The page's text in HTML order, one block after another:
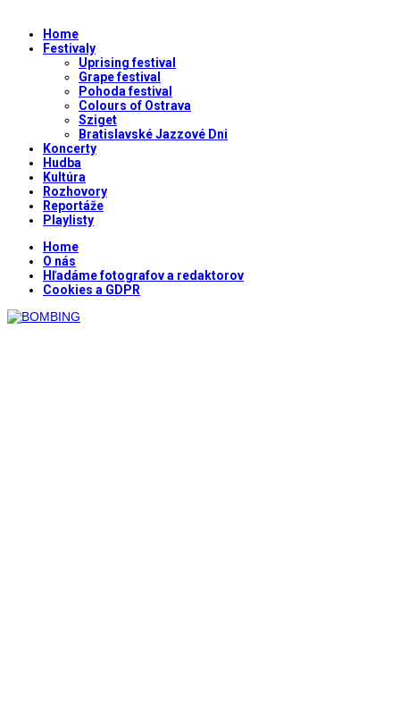
Home
Festivaly
Uprising festival
Grape festival
Pohoda festival
Colours of Ostrava
Sziget
Bratislavské Jazzové Dni
Koncerty
Hudba
Kultúra
Rozhovory
Reportáže
Playlisty
Home
O nás
Hľadáme fotografov a redaktorov
Cookies a GDPR